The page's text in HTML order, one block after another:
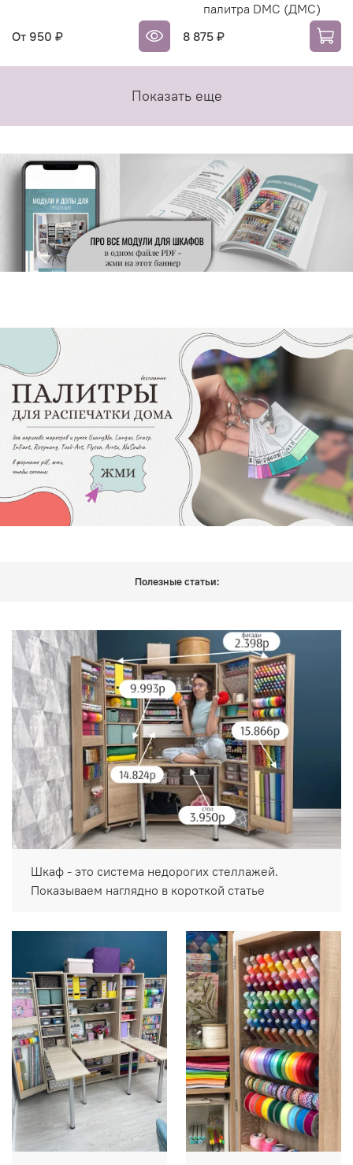
От 950 ₽
палитра DMC (ДМС)
8 875 ₽
Показать еще
Полезные статьи:
Шкаф - это система недорогих стеллажей.
Показываем наглядно в короткой статье